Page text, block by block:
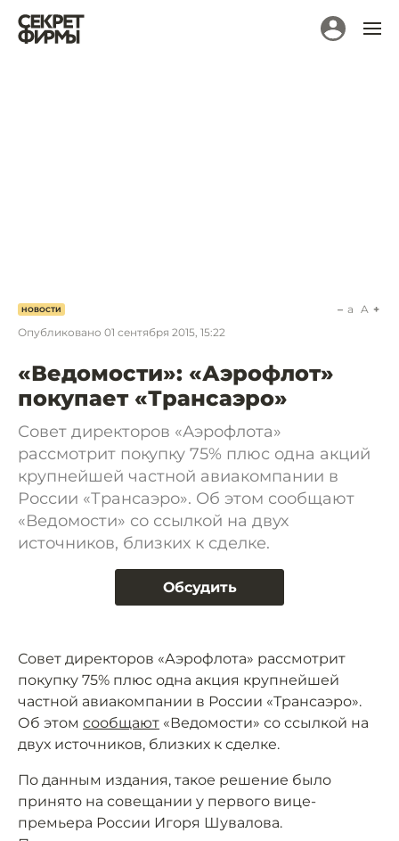
НОВОСТИ
Опубликовано 01 сентября 2015, 15:22
a A
«Ведомости»: «Аэрофлот»
покупает «Трансаэро»
Совет директоров «Аэрофлота»
рассмотрит покупку 75% плюс одна акций
крупнейшей частной авиакомпании в
России «Трансаэро». Об этом сообщают
«Ведомости» со ссылкой на двух
источников, близких к сделке.
Обсудить
Совет директоров «Аэрофлота» рассмотрит
покупку 75% плюс одна акция крупнейшей
частной авиакомпании в России «Трансаэро».
Об этом сообщают «Ведомости» со ссылкой на
двух источников, близких к сделке.
По данным издания, такое решение было
принято на совещании у первого вице-
премьера России Игоря Шувалова.